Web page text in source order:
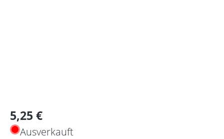
Regulärer Preis:
5,25 €
Ausverkauft